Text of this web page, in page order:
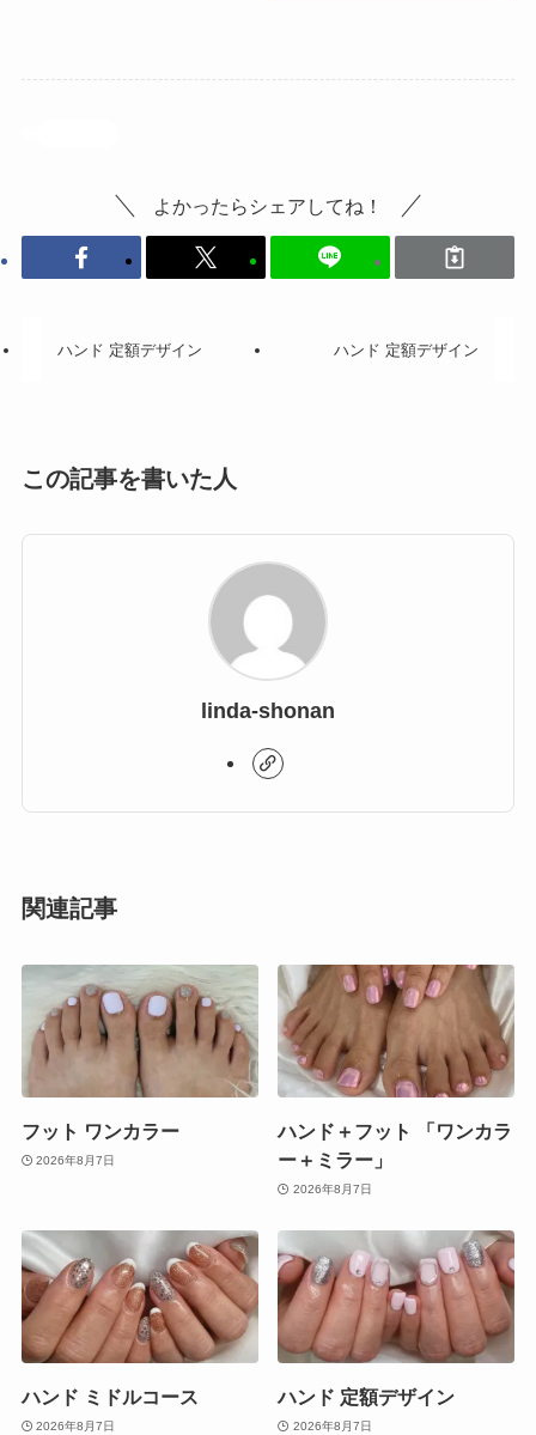
よかったらシェアしてね！
ハンド 定額デザイン ハンド 定額デザイン
この記事を書いた人
linda-shonan
関連記事
フット ワンカラー
2026年8月7日
ハンド＋フット 「ワンカラ
ー＋ミラー」
2026年8月7日
ハンド ミドルコース
2026年8月7日
ハンド 定額デザイン
2026年8月7日